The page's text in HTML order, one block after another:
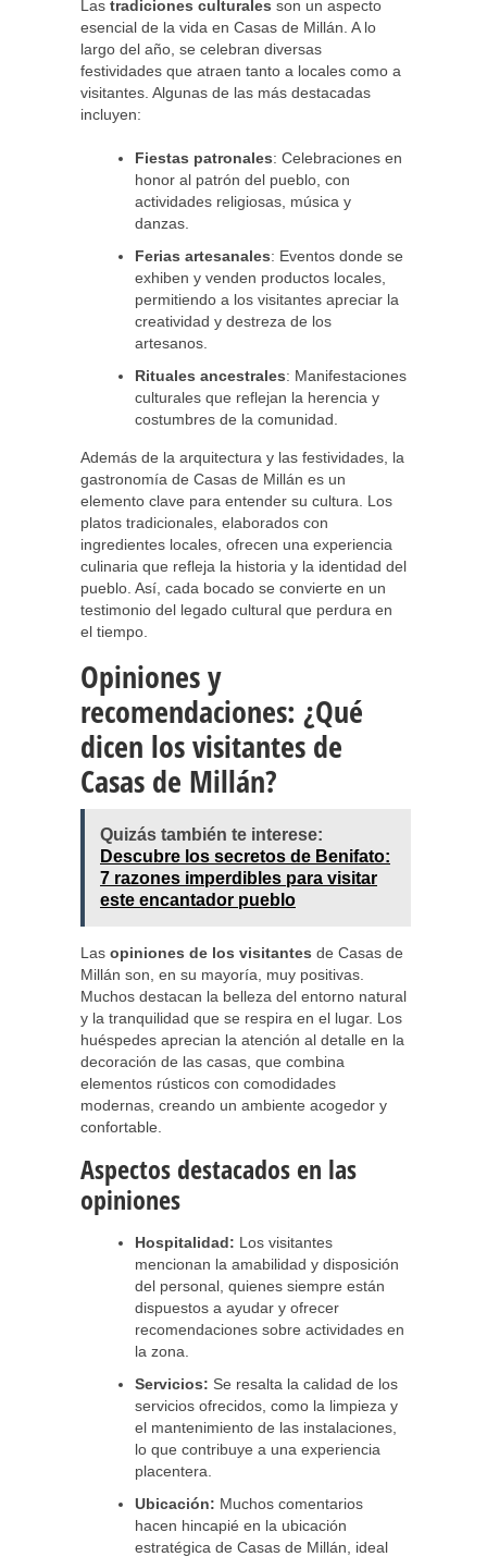
Las tradiciones culturales son un aspecto
esencial de la vida en Casas de Millán. A lo
largo del año, se celebran diversas
festividades que atraen tanto a locales como a
visitantes. Algunas de las más destacadas
incluyen:
Fiestas patronales: Celebraciones en
honor al patrón del pueblo, con
actividades religiosas, música y
danzas.
Ferias artesanales: Eventos donde se
exhiben y venden productos locales,
permitiendo a los visitantes apreciar la
creatividad y destreza de los
artesanos.
Rituales ancestrales: Manifestaciones
culturales que reflejan la herencia y
costumbres de la comunidad.
Además de la arquitectura y las festividades, la
gastronomía de Casas de Millán es un
elemento clave para entender su cultura. Los
platos tradicionales, elaborados con
ingredientes locales, ofrecen una experiencia
culinaria que refleja la historia y la identidad del
pueblo. Así, cada bocado se convierte en un
testimonio del legado cultural que perdura en
el tiempo.
Opiniones y
recomendaciones: ¿Qué
dicen los visitantes de
Casas de Millán?
Quizás también te interese:
Descubre los secretos de Benifato:
7 razones imperdibles para visitar
este encantador pueblo
Las opiniones de los visitantes de Casas de
Millán son, en su mayoría, muy positivas.
Muchos destacan la belleza del entorno natural
y la tranquilidad que se respira en el lugar. Los
huéspedes aprecian la atención al detalle en la
decoración de las casas, que combina
elementos rústicos con comodidades
modernas, creando un ambiente acogedor y
confortable.
Aspectos destacados en las
opiniones
Hospitalidad: Los visitantes
mencionan la amabilidad y disposición
del personal, quienes siempre están
dispuestos a ayudar y ofrecer
recomendaciones sobre actividades en
la zona.
Servicios: Se resalta la calidad de los
servicios ofrecidos, como la limpieza y
el mantenimiento de las instalaciones,
lo que contribuye a una experiencia
placentera.
Ubicación: Muchos comentarios
hacen hincapié en la ubicación
estratégica de Casas de Millán, ideal